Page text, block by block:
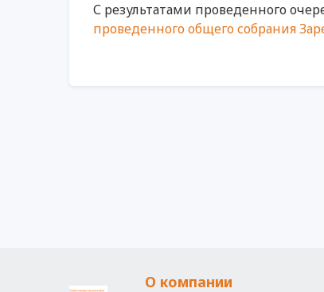
С результатами проведенного
проведенного общего собрания
О компании